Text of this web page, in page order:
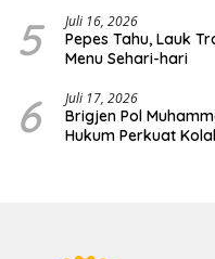
5 Juli 16, 2026
Pepes Tahu, Lauk
Menu Sehari-hari
6 Juli 17, 2026
Brigjen Pol
Hukum Perkuat